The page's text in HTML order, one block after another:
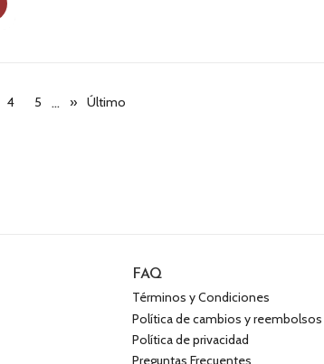
4 5 ... » Último
FAQ
Términos y Condiciones
Política de cambios y reembolsos
Política de privacidad
Preguntas Frecuentes